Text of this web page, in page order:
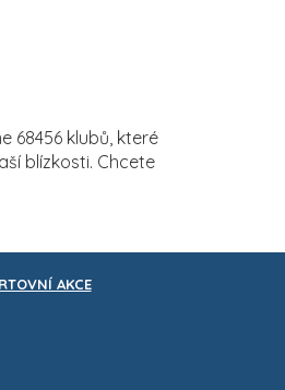
68456 klubů, které
blízkosti. Chcete
AKCE